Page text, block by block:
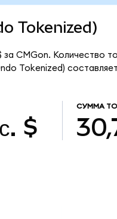
Tokenized)
CMGon. Количество
Tokenized) составляет
$
СУММА